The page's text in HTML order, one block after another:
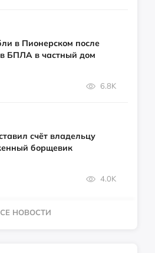
в Пионерском после
БПЛА в частный дом
6.8K
счёт владельцу
борщевик
4.0K
НОВОСТИ